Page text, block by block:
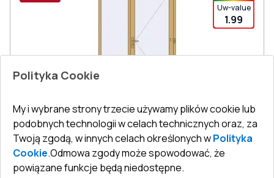
Uw-value
1.99
Przedsprzedaż Zostaw recenzję
Drzwi zewnętrzne 1500x2100 mm DOOR ALU
STANDARD 72 RAL 1002 Sand yellow dwustronny
Polityka Cookie
My i wybrane strony trzecie używamy plików cookie lub
podobnych technologii w celach technicznych oraz, za
Twoją zgodą, w innych celach określonych wPolityka
Cookie.Odmowa zgody może spowodować, że
powiązane funkcje będą niedostępne.